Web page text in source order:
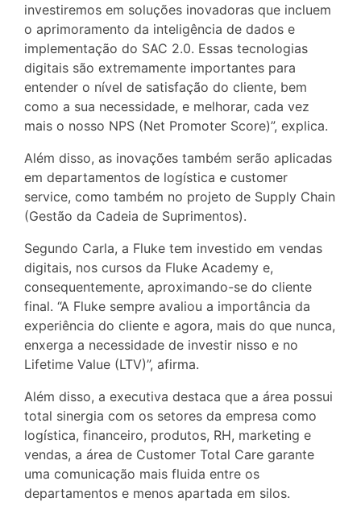
investiremos em soluções inovadoras que incluem
o aprimoramento da inteligência de dados e
implementação do SAC 2.0. Essas tecnologias
digitais são extremamente importantes para
entender o nível de satisfação do cliente, bem
como a sua necessidade, e melhorar, cada vez
mais o nosso NPS (Net Promoter Score)”, explica.
Além disso, as inovações também serão aplicadas
em departamentos de logística e customer
service, como também no projeto de Supply Chain
(Gestão da Cadeia de Suprimentos).
Segundo Carla, a Fluke tem investido em vendas
digitais, nos cursos da Fluke Academy e,
consequentemente, aproximando-se do cliente
final. “A Fluke sempre avaliou a importância da
experiência do cliente e agora, mais do que nunca,
enxerga a necessidade de investir nisso e no
Lifetime Value (LTV)”, afirma.
Além disso, a executiva destaca que a área possui
total sinergia com os setores da empresa como
logística, financeiro, produtos, RH, marketing e
vendas, a área de Customer Total Care garante
uma comunicação mais fluida entre os
departamentos e menos apartada em silos.